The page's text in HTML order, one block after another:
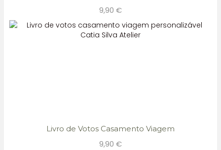
9,90 €
Livro de Votos Casamento Viagem
9,90 €